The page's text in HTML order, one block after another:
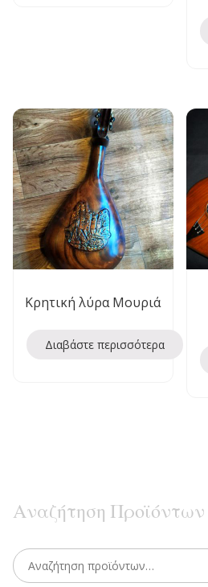
Κρητική λύρα Μουριά
Διαβάστε περισσότερα
Αναζήτηση Προϊόντων
Search for: